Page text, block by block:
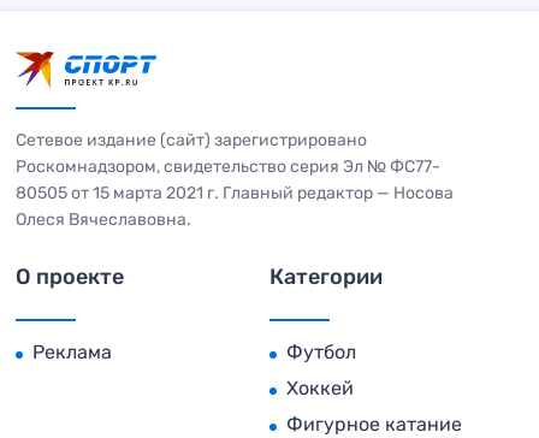
Сетевое издание (сайт) зарегистрировано
Роскомнадзором, свидетельство серия Эл № ФС77-
80505 от 15 марта 2021 г. Главный редактор — Носова
Олеся Вячеславовна.
О проекте
Реклама
Категории
Футбол
Хоккей
Фигурное катание